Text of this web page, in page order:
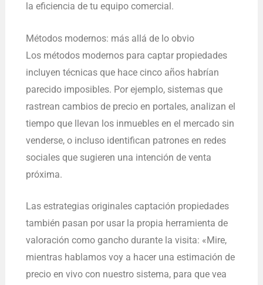
la eficiencia de tu equipo comercial.
Métodos modernos: más allá de lo obvio
Los métodos modernos para captar propiedades
incluyen técnicas que hace cinco años habrían
parecido imposibles. Por ejemplo, sistemas que
rastrean cambios de precio en portales, analizan el
tiempo que llevan los inmuebles en el mercado sin
venderse, o incluso identifican patrones en redes
sociales que sugieren una intención de venta
próxima.
Las estrategias originales captación propiedades
también pasan por usar la propia herramienta de
valoración como gancho durante la visita: «Mire,
mientras hablamos voy a hacer una estimación de
precio en vivo con nuestro sistema, para que vea